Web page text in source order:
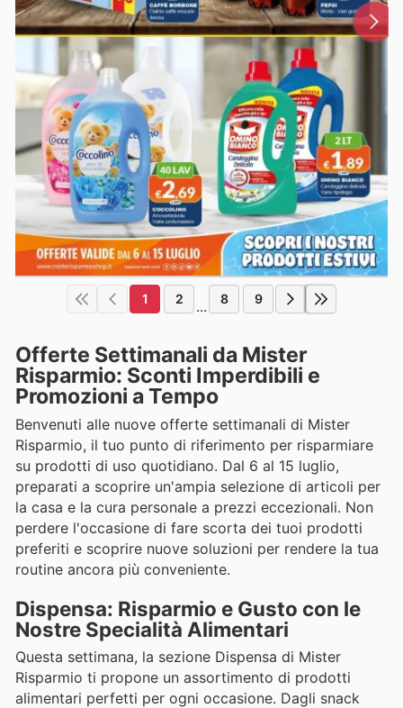
1 2 ... 8 9
Offerte Settimanali da Mister
Risparmio: Sconti Imperdibili e
Promozioni a Tempo
Benvenuti alle nuove offerte settimanali di Mister
Risparmio, il tuo punto di riferimento per risparmiare
su prodotti di uso quotidiano. Dal 6 al 15 luglio,
preparati a scoprire un'ampia selezione di articoli per
la casa e la cura personale a prezzi eccezionali. Non
perdere l'occasione di fare scorta dei tuoi prodotti
preferiti e scoprire nuove soluzioni per rendere la tua
routine ancora più conveniente.
Dispensa: Risparmio e Gusto con le
Nostre Specialità Alimentari
Questa settimana, la sezione Dispensa di Mister
Risparmio ti propone un assortimento di prodotti
alimentari perfetti per ogni occasione. Dagli snack